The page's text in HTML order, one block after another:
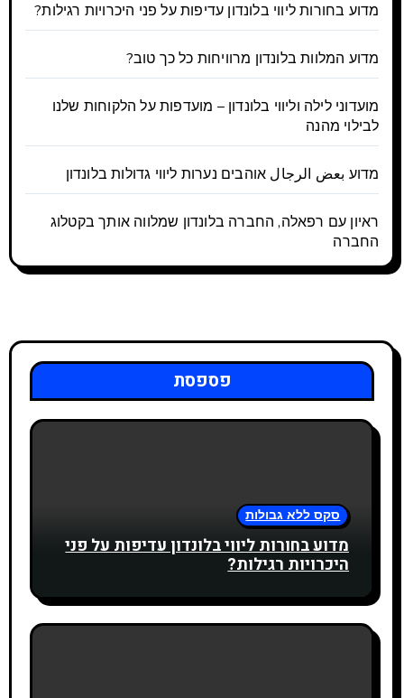
מדוע בחורות ליווי בלונדון עדיפות על פני היכרויות רגילות?
מדוע המלוות בלונדון מרוויחות כל כך טוב?
מועדוני לילה וליווי בלונדון – מועדפות על הלקוחות שלנו
לבילוי מהנה
מדוע بعض الرجال אוהבים נערות ליווי גדולות בלונדון
ראיון עם רפאלה, החברה בלונדון שמלווה אותך בקטלוג
החברה
פספסת
סקס ללא גבולות
מדוע בחורות ליווי בלונדון עדיפות על פני
היכרויות רגילות?